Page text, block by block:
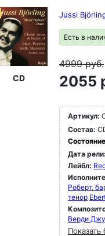
CD
Jussi
Есть в
4999руб.
2055
Артикул:
Состав:
Дата
Лейбл:
Роберт,
тенор
Верди